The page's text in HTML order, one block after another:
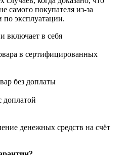
самого покупателя из-за
эксплуатации.
включает в себя
в сертифицированных
без доплаты
доплатой
денежных средств на счёт